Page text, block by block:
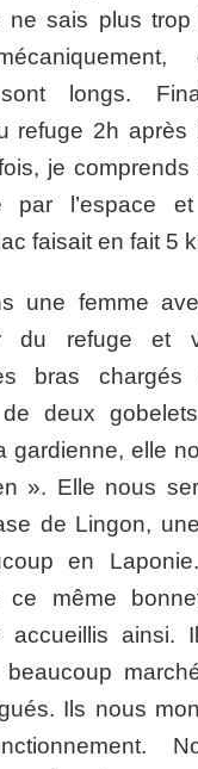
ne sais plus
longs.
refuge 2h après
je
par l’espace
faisait en fait 5
une femme
du refuge et
bras chargés
deux
gardienne, elle
». Elle nous
de Lingon,
en
ce même
accueillis ainsi.
Ils nous